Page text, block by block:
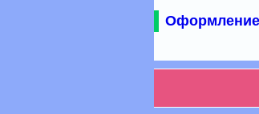
Оформление